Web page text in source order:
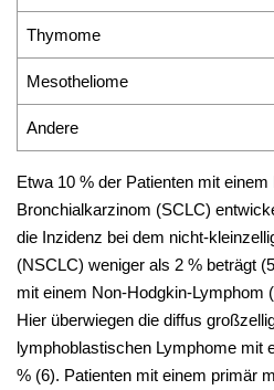
Thymome
Mesotheliome
Andere
Etwa 10 % der Patienten mit einem
Bronchialkarzinom (SCLC)
die Inzidenz bei dem nicht-
(NSCLC) weniger als 2 % beträgt
mit einem Non-Hodgkin-Lymphom
Hier überwiegen die diffus
lymphoblastischen Lymphome mit
% (6). Patienten mit einem primär